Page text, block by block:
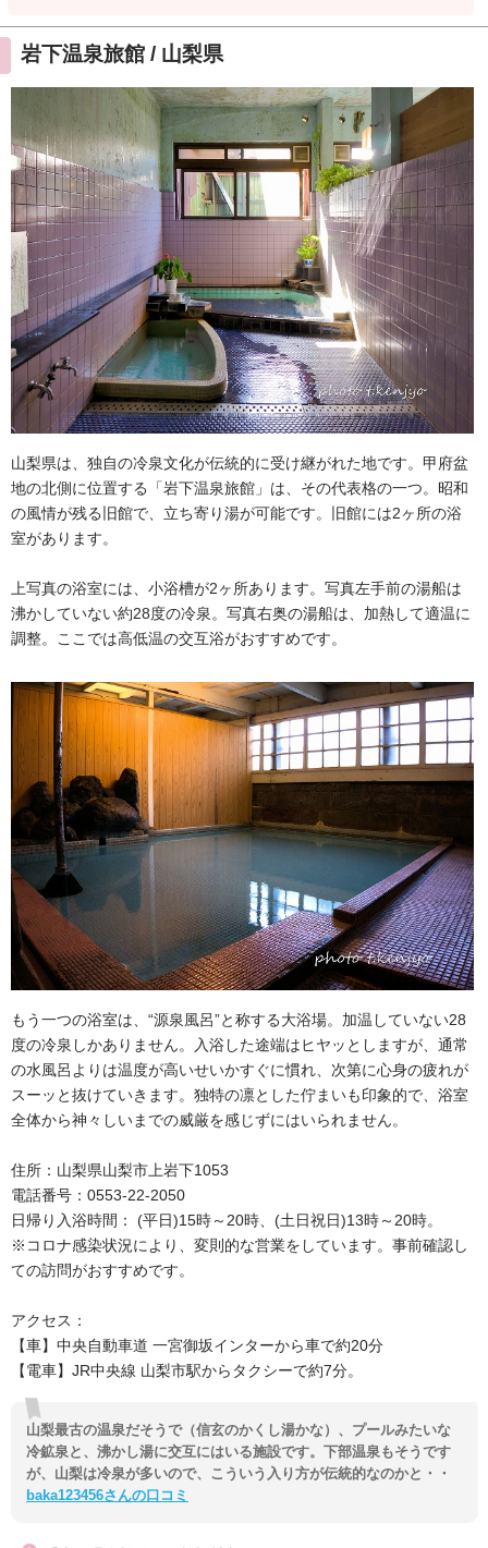
岩下温泉旅館 / 山梨県
山梨県は、独自の冷泉文化が伝統的に受け継がれた地です。甲府盆
地の北側に位置する「岩下温泉旅館」は、その代表格の一つ。昭和
の風情が残る旧館で、立ち寄り湯が可能です。旧館には2ヶ所の浴
室があります。
上写真の浴室には、小浴槽が2ヶ所あります。写真左手前の湯船は
沸かしていない約28度の冷泉。写真右奥の湯船は、加熱して適温に
調整。ここでは高低温の交互浴がおすすめです。
もう一つの浴室は、“源泉風呂”と称する大浴場。加温していない28
度の冷泉しかありません。入浴した途端はヒヤッとしますが、通常
の水風呂よりは温度が高いせいかすぐに慣れ、次第に心身の疲れが
スーッと抜けていきます。独特の凛とした佇まいも印象的で、浴室
全体から神々しいまでの威厳を感じずにはいられません。
住所：山梨県山梨市上岩下1053
電話番号：0553-22-2050
日帰り入浴時間： (平日)15時～20時、(土日祝日)13時～20時。
※コロナ感染状況により、変則的な営業をしています。事前確認し
ての訪問がおすすめです。
アクセス：
【車】中央自動車道 一宮御坂インターから車で約20分
【電車】JR中央線 山梨市駅からタクシーで約7分。
山梨最古の温泉だそうで（信玄のかくし湯かな）、プールみたいな
冷鉱泉と、沸かし湯に交互にはいる施設です。下部温泉もそうです
が、山梨は冷泉が多いので、こういう入り方が伝統的なのかと・・
baka123456さんの口コミ